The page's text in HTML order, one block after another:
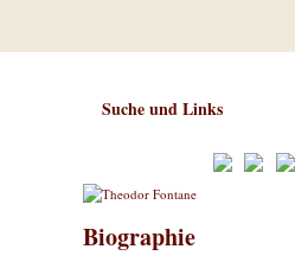
Suche und Links
Biographie